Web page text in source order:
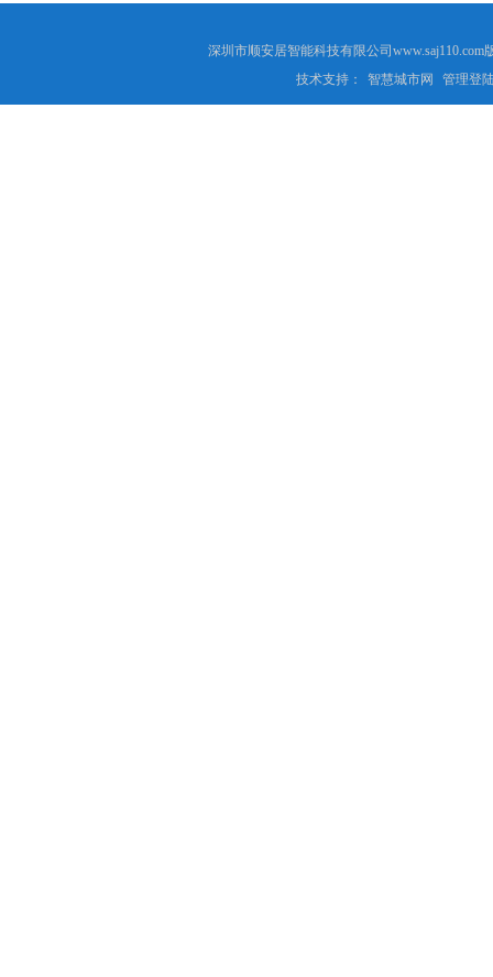
深圳市顺安居智能科技有限公司
技术支持：
智慧城市网 管理登